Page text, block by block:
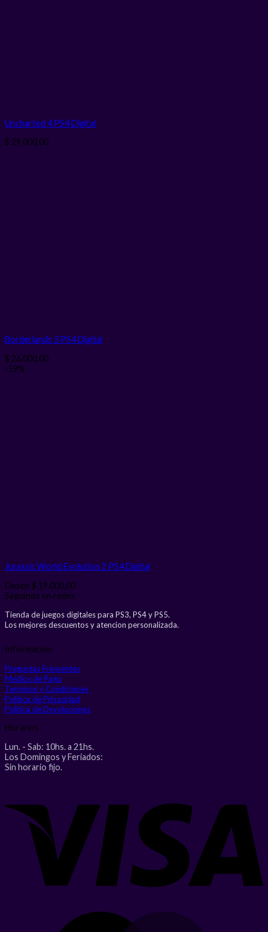
Uncharted 4 PS4Digital
$ 29.000,00
Borderlands 3 PS4Digital
$ 26.000,00
-59%
Jurassic World Evolution 2 PS4Digital
Desde $ 19.000,00
Seguinos en redes
Tienda de juegos digitales para PS3, PS4 y PS5.
Los mejores descuentos y atencion personalizada.
Informacion
Preguntas Frecuentes
Medios de Pago
Terminos y Condiciones
Politica de Privacidad
Politica de Devoluciones
Horarios
Lun. - Sab: 10hs. a 21hs.
Los Domingos y Feriados:
Sin horario fijo.